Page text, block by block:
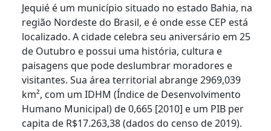
Jequié é um município situado no estado Bahia, na
região Nordeste do Brasil, e é onde esse CEP está
localizado. A cidade celebra seu aniversário em 25
de Outubro e possui uma história, cultura e
paisagens que pode deslumbrar moradores e
visitantes. Sua área territorial abrange 2969,039
km², com um IDHM (Índice de Desenvolvimento
Humano Municipal) de 0,665 [2010] e um PIB per
capita de R$17.263,38 (dados do censo de 2019).